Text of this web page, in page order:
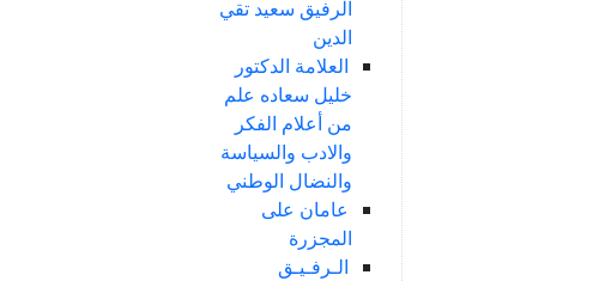
الرفيق سعيد تقي
الدين
العلامة الدكتور
خليل سعاده علم
من أعلام الفكر
والادب والسياسة
والنضال الوطني
عامان على
المجزرة
الـرفـيـق